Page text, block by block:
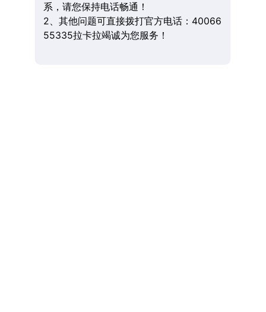
系，请您保持电话畅通！
2、其他问题可直接拨打官方电话：40066
55335拉卡拉竭诚为您服务！